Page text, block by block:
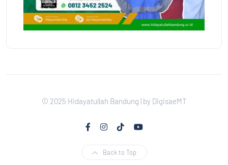
© 2025 Hidayatullah Bandung | by DigisaeMT
Back to Top